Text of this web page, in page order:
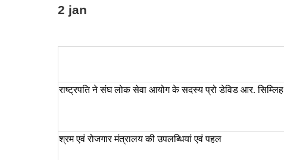
2 jan
राष्ट्रपतिनेसंघलोकसेवाआयोगकेसदस्यप्रोडेविडआर.सिम्लिह
श्रम एवं रोजगार मंत्रालय की उपलब्धियां एवं पहल